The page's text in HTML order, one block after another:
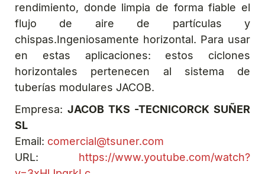
rendimiento, donde limpia de forma fiable el
flujo de aire de partículas y
chispas.Ingeniosamente horizontal. Para usar
en estas aplicaciones: estos ciclones
horizontales pertenecen al sistema de
tuberías modulares JACOB.
Empresa: JACOB TKS -TECNICORCK SUÑER
SL
Email: comercial@tsuner.com
URL: https://www.youtube.com/watch?